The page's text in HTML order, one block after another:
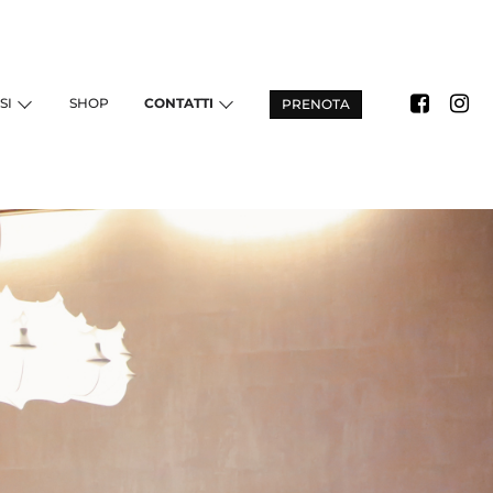
SHOP CONTATTI PRENOTA